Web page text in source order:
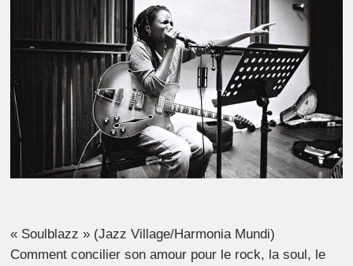
« Soulblazz » (Jazz Village/Harmonia Mundi)
Comment concilier son amour pour le rock, la soul, le